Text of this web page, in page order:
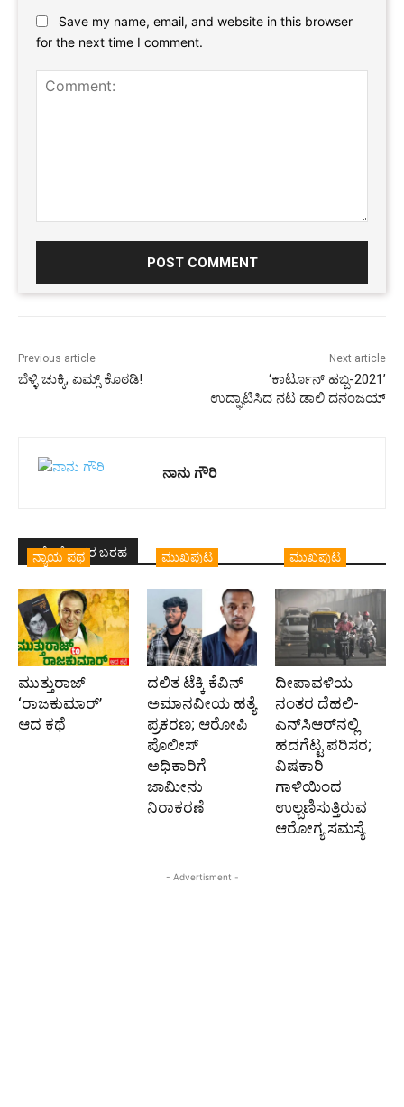
Save my name, email, and website in this browser
for the next time I comment.
Previous article
ಬೆಳ್ಳಿ ಚುಕ್ಕಿ; ಏಮ್ಸ್ ಕೊಠಡಿ!
Next article
‘ಕಾರ್ಟೂನ್‌ ಹಬ್ಬ-2021’
ಉದ್ಘಾಟಿಸಿದ ನಟ ಡಾಲಿ ದನಂಜಯ್‌‌
ನಾನು ಗೌರಿ
ಇದೇ ಲೇಖಕರ ಬರಹ
ನ್ಯಾಯ ಪಥ
ಮುತ್ತುರಾಜ್
‘ರಾಜಕುಮಾರ್‍’
ಆದ ಕಥೆ
ಮುಖಪುಟ
ದಲಿತ ಟೆಕ್ಕಿ ಕೆವಿನ್
ಅಮಾನವೀಯ ಹತ್ಯೆ
ಪ್ರಕರಣ; ಆರೋಪಿ
ಪೊಲೀಸ್‌
ಅಧಿಕಾರಿಗೆ
ಜಾಮೀನು
ನಿರಾಕರಣೆ
ಮುಖಪುಟ
ದೀಪಾವಳಿಯ
ನಂತರ ದೆಹಲಿ-
ಎನ್‌ಸಿಆರ್‌ನಲ್ಲಿ
ಹದಗೆಟ್ಟ ಪರಿಸರ;
ವಿಷಕಾರಿ
ಗಾಳಿಯಿಂದ
ಉಲ್ಬಣಿಸುತ್ತಿರುವ
ಆರೋಗ್ಯ ಸಮಸ್ಯೆ
- Advertisment -